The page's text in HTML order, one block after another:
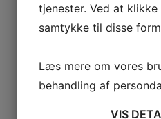
tjenester. Ved at
samtykke til disse
Læs mere om vores
behandling af
VIS